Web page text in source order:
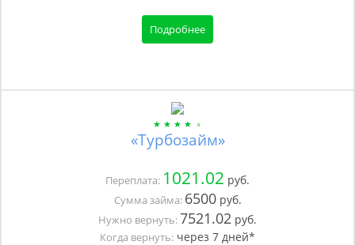
Подробнее
«Турбозайм»
Переплата: 1021.02 руб.
Сумма займа: 6500руб.
Нужно вернуть:7521.02 руб.
Когда вернуть: через 7 дней*